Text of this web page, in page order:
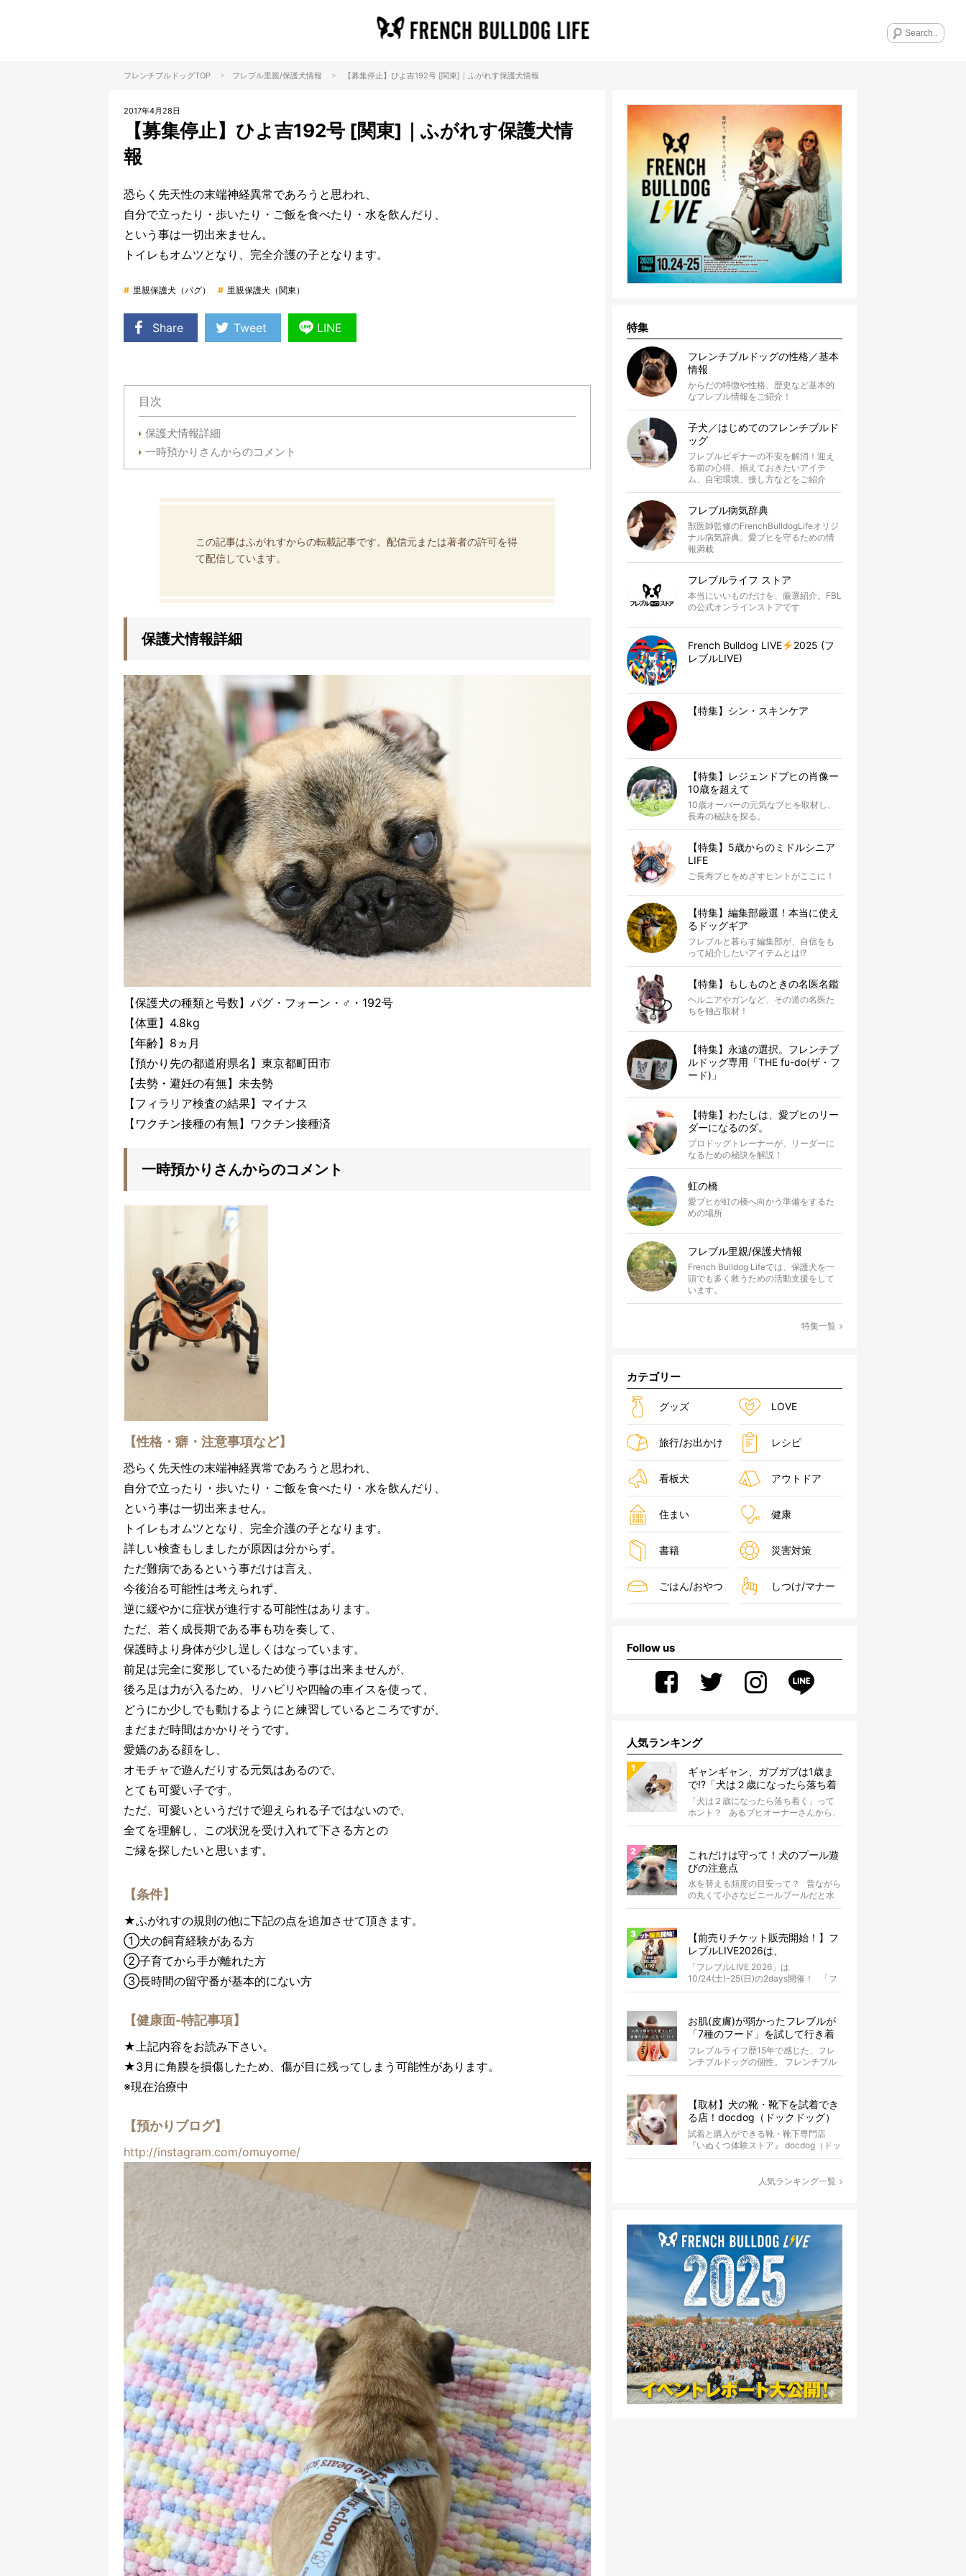
フレンチブルドッグTOP > フレブル里親/保護犬情報 > 【募集停止】ひよ吉192号 [関東]｜ふがれす保護犬情報
2017年4月28日
【募集停止】ひよ吉192号 [関東]｜ふがれす保護犬情
報
恐らく先天性の末端神経異常であろうと思われ、
自分で立ったり・歩いたり・ご飯を食べたり・水を飲んだり、
という事は一切出来ません。
トイレもオムツとなり、完全介護の子となります。
# 里親保護犬（パグ） # 里親保護犬（関東）
Share Tweet LINE
目次
保護犬情報詳細
一時預かりさんからのコメント
この記事はふがれすからの転載記事です。配信元または著者の許可を得
て配信しています。
保護犬情報詳細
【保護犬の種類と号数】パグ・フォーン・♂・192号
【体重】4.8kg
【年齢】8ヵ月
【預かり先の都道府県名】東京都町田市
【去勢・避妊の有無】未去勢
【フィラリア検査の結果】マイナス
【ワクチン接種の有無】ワクチン接種済
一時預かりさんからのコメント
【性格・癖・注意事項など】
恐らく先天性の末端神経異常であろうと思われ、
自分で立ったり・歩いたり・ご飯を食べたり・水を飲んだり、
という事は一切出来ません。
トイレもオムツとなり、完全介護の子となります。
詳しい検査もしましたが原因は分からず。
ただ難病であるという事だけは言え、
今後治る可能性は考えられず、
逆に緩やかに症状が進行する可能性はあります。
ただ、若く成長期である事も功を奏して、
保護時より身体が少し逞しくはなっています。
前足は完全に変形しているため使う事は出来ませんが、
後ろ足は力が入るため、リハビリや四輪の車イスを使って、
どうにか少しでも動けるようにと練習しているところですが、
まだまだ時間はかかりそうです。
愛嬌のある顔をし、
オモチャで遊んだりする元気はあるので、
とても可愛い子です。
ただ、可愛いというだけで迎えられる子ではないので、
全てを理解し、この状況を受け入れて下さる方との
ご縁を探したいと思います。
【条件】
★ふがれすの規則の他に下記の点を追加させて頂きます。
①犬の飼育経験がある方
②子育てから手が離れた方
③長時間の留守番が基本的にない方
【健康面-特記事項】
★上記内容をお読み下さい。
★3月に角膜を損傷したため、傷が目に残ってしまう可能性があります。
※現在治療中
【預かりブログ】
http://instagram.com/omuyome/
特集
フレンチブルドッグの性格／基本
情報
からだの特徴や性格、歴史など基本的
なフレブル情報をご紹介！
子犬／はじめてのフレンチブルド
ッグ
フレブルビギナーの不安を解消！迎え
る前の心得、揃えておきたいアイテ
ム、自宅環境、接し方などをご紹介
フレブル病気辞典
獣医師監修のFrenchBulldogLifeオリジ
ナル病気辞典。愛ブヒを守るための情
報満載
フレブルライフ ストア
本当にいいものだけを、厳選紹介。FBL
の公式オンラインストアです
French Bulldog LIVE
2025 (フ
レブルLIVE)
【特集】シン・スキンケア
【特集】レジェンドブヒの肖像ー
10歳を超えて
10歳オーバーの元気なブヒを取材し、
長寿の秘訣を探る。
【特集】5歳からのミドルシニア
LIFE
ご長寿ブヒをめざすヒントがここに！
【特集】編集部厳選！本当に使え
るドッグギア
フレブルと暮らす編集部が、自信をも
って紹介したいアイテムとは!?
【特集】もしものときの名医名鑑
ヘルニアやガンなど、その道の名医た
ちを独占取材！
【特集】永遠の選択。フレンチブ
ルドッグ専用「THE fu-do(ザ・フ
ード)」
【特集】わたしは、愛ブヒのリー
ダーになるのダ。
プロドッグトレーナーが、リーダーに
なるための秘訣を解説！
虹の橋
愛ブヒが虹の橋へ向かう準備をするた
めの場所
フレブル里親/保護犬情報
French Bulldog Lifeでは、保護犬を一
頭でも多く救うための活動支援をして
います。
特集一覧
カテゴリー
グッズ LOVE
旅行/お出かけ レシピ
看板犬 アウトドア
住まい 健康
書籍 災害対策
ごはん/おやつ しつけ/マナー
Follow us
人気ランキング
ギャンギャン、ガブガブは1歳ま
で!?「犬は２歳になったら落ち着
く」という都市伝説は本当？
「犬は２歳になったら落ち着く」って
ホント？ あるブヒオーナーさんから、
こんな質問がありました。...
これだけは守って！犬のプール遊
びの注意点
水を替える頻度の目安って？ 昔ながら
の丸くて小さなビニールプールだと水
替えもさほど手間ではないけ...
【前売りチケット販売開始！】フ
レブルLIVE2026は、
10/24(土)-25(日)開催！フレブル
だらけのキャンプ・前夜祭・バス
プランも新登場!?
「フレブルLIVE 2026」は
10/24(土)-25(日)の2days開催！ 「フ
レブルLIV...
お肌(皮膚)が弱かったフレブルが
「7種のフード」を試して行き着
いた「病院知らず」の実体験
フレブルライフ歴15年で感じた、フレ
ンチブルドッグの個性。 フレンチブル
ドッグと暮らしはじめて15年になる筆
【取材】犬の靴・靴下を試着でき
る店！docdog（ドックドッグ）
の『いぬくつ体験ストア』に行っ
てみた
試着と購入ができる靴・靴下専門店
『いぬくつ体験ストア』 docdog（ドッ
クドッグ）さんがリアル店舗をオープ
人気ランキング一覧